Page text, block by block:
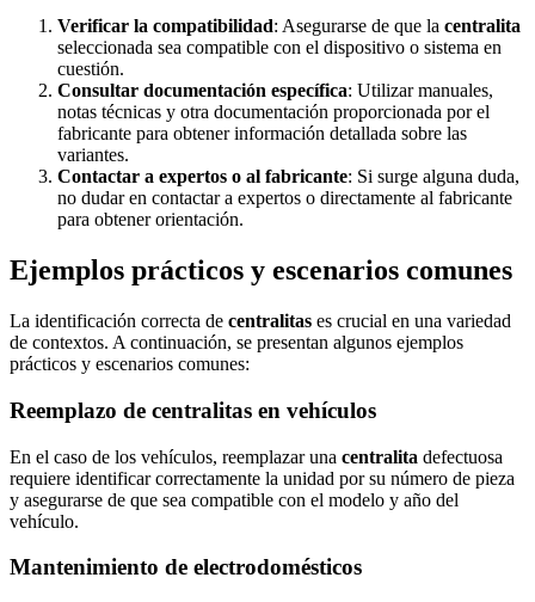
Verificar la compatibilidad: Asegurarse de que la centralita
seleccionada sea compatible con el dispositivo o sistema en
cuestión.
Consultar documentación específica: Utilizar manuales,
notas técnicas y otra documentación proporcionada por el
fabricante para obtener información detallada sobre las
variantes.
Contactar a expertos o al fabricante: Si surge alguna duda,
no dudar en contactar a expertos o directamente al fabricante
para obtener orientación.
Ejemplos prácticos y escenarios comunes
La identificación correcta de centralitas es crucial en una variedad
de contextos. A continuación, se presentan algunos ejemplos
prácticos y escenarios comunes:
Reemplazo de centralitas en vehículos
En el caso de los vehículos, reemplazar una centralita defectuosa
requiere identificar correctamente la unidad por su número de pieza
y asegurarse de que sea compatible con el modelo y año del
vehículo.
Mantenimiento de electrodomésticos